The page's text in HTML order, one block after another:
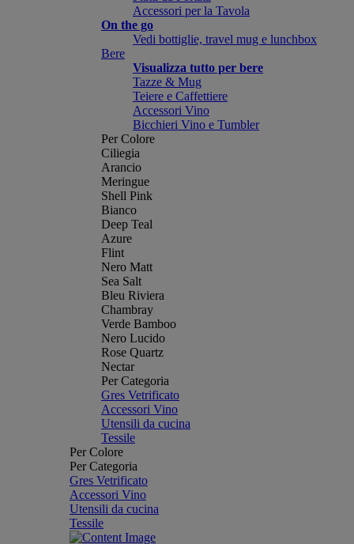
Accessori per la Tavola
On the go
Vedi bottiglie, travel mug e lunchbox
Bere
Visualizza tutto per bere
Tazze & Mug
Teiere e Caffettiere
Accessori Vino
Bicchieri Vino e Tumbler
Per Colore
Ciliegia
Arancio
Meringue
Shell Pink
Bianco
Deep Teal
Azure
Flint
Nero Matt
Sea Salt
Bleu Riviera
Chambray
Verde Bamboo
Nero Lucido
Rose Quartz
Nectar
Per Categoria
Gres Vetrificato
Accessori Vino
Utensili da cucina
Tessile
Per Colore
Per Categoria
Gres Vetrificato
Accessori Vino
Utensili da cucina
Tessile